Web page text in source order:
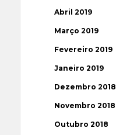
Abril 2019
Março 2019
Fevereiro 2019
Janeiro 2019
Dezembro 2018
Novembro 2018
Outubro 2018